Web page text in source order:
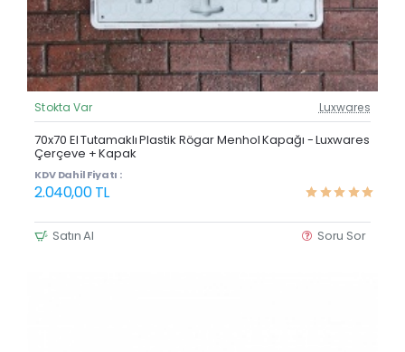
Güncel Fiyat
Yeni Ürün
Stokta Var Luxwares
70x70 El Tutamaklı Plastik Rögar Menhol Kapağı - Luxwares
Çerçeve + Kapak
KDV Dahil Fiyatı :
2.040,00 TL
Satın Al Soru Sor